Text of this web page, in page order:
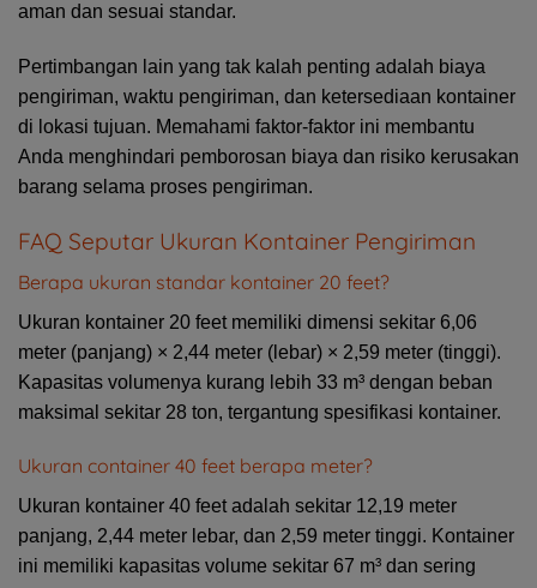
aman dan sesuai standar.
Pertimbangan lain yang tak kalah penting adalah biaya
pengiriman, waktu pengiriman, dan ketersediaan kontainer
di lokasi tujuan. Memahami faktor-faktor ini membantu
Anda menghindari pemborosan biaya dan risiko kerusakan
barang selama proses pengiriman.
FAQ Seputar Ukuran Kontainer Pengiriman
Berapa ukuran standar kontainer 20 feet?
Ukuran kontainer 20 feet memiliki dimensi sekitar 6,06
meter (panjang) × 2,44 meter (lebar) × 2,59 meter (tinggi).
Kapasitas volumenya kurang lebih 33 m³ dengan beban
maksimal sekitar 28 ton, tergantung spesifikasi kontainer.
Ukuran container 40 feet berapa meter?
Ukuran kontainer 40 feet adalah sekitar 12,19 meter
panjang, 2,44 meter lebar, dan 2,59 meter tinggi. Kontainer
ini memiliki kapasitas volume sekitar 67 m³ dan sering